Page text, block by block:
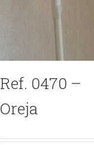
Ref. 0470 –
Oreja